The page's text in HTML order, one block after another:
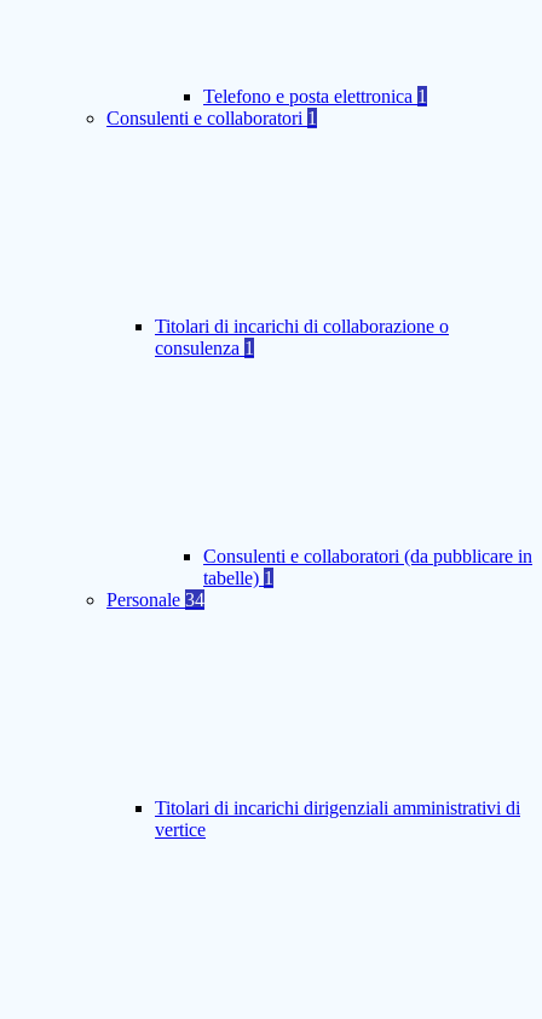
Telefono e posta elettronica 1
Consulenti e collaboratori 1
Titolari di incarichi di collaborazione o
consulenza 1
Consulenti e collaboratori (da pubblicare in
tabelle) 1
Personale 34
Titolari di incarichi dirigenziali amministrativi di
vertice